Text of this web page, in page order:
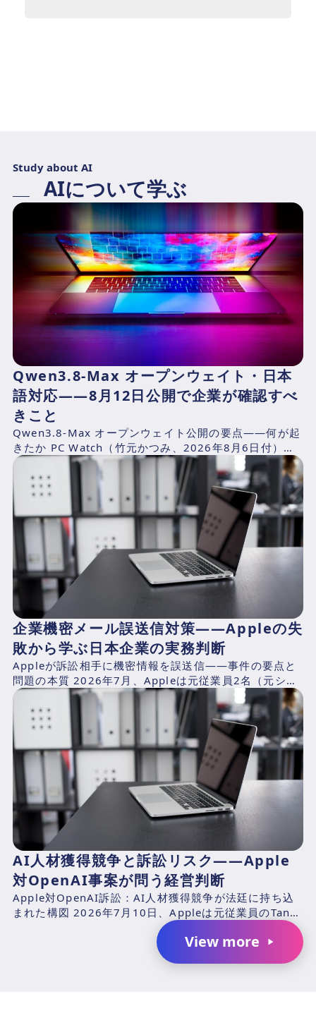
Study about AI
AIについて学ぶ
Qwen3.8-Max オープンウェイト・日本
語対応——8月12日公開で企業が確認すべ
きこと
Qwen3.8-Max オープンウェイト公開の要点——何が起
きたか PC Watch（竹元かつみ、2026年8月6日付）の
報道によれば、AlibabaのQwen...
企業機密メール誤送信対策——Appleの失
敗から学ぶ日本企業の実務判断
Appleが訴訟相手に機密情報を誤送信——事件の要点と
問題の本質 2026年7月、Appleは元従業員2名（元シニ
アシステムズエンジニアのChang Liuおよ...
AI人材獲得競争と訴訟リスク――Apple
対OpenAI事案が問う経営判断
Apple対OpenAI訴訟：AI人材獲得競争が法廷に持ち込
まれた構図 2026年7月10日、Appleは元従業員のTang
View more